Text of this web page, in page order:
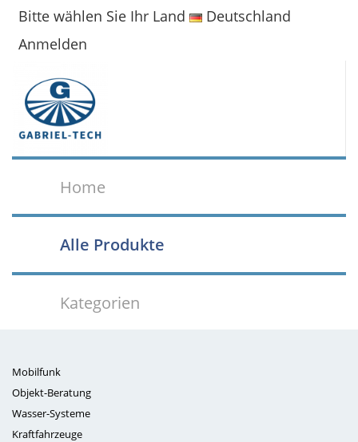
Bitte wählen Sie Ihr Land
Deutschland
Anmelden
Home
Alle Produkte
Kategorien
Mobilfunk
Objekt-Beratung
Wasser-Systeme
Kraftfahrzeuge